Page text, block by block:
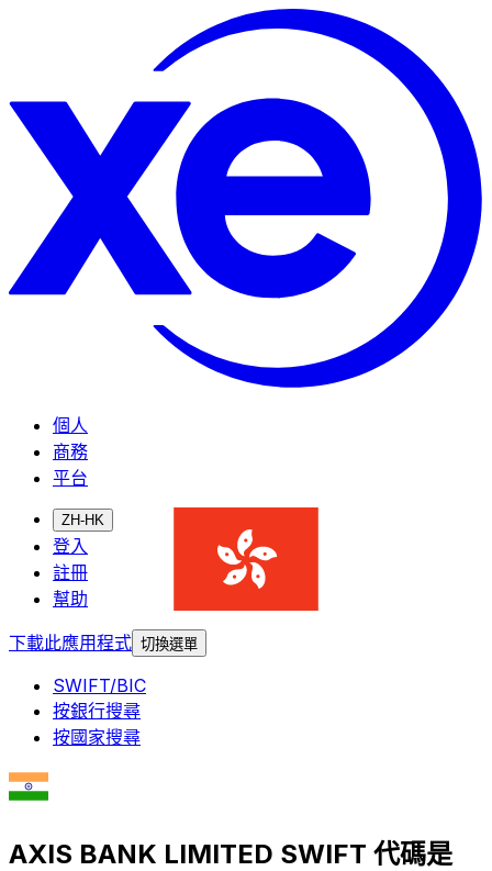
個人
商務
平台
ZH-HK
登入
註冊
幫助
下載此應用程式 切換選單
SWIFT/BIC
按銀行搜尋
按國家搜尋
AXIS BANK LIMITED SWIFT 代碼是